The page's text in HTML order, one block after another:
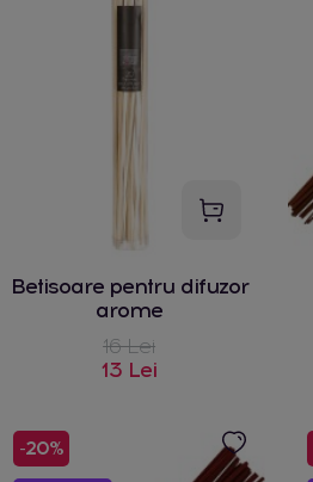
Betisoare pentru difuzor
arome
16 Lei
13 Lei
-20%